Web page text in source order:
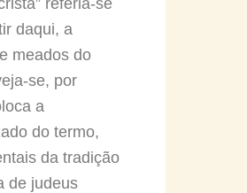
referia-se
daqui, a
meados do
se, por
a
do termo,
da tradição
de judeus